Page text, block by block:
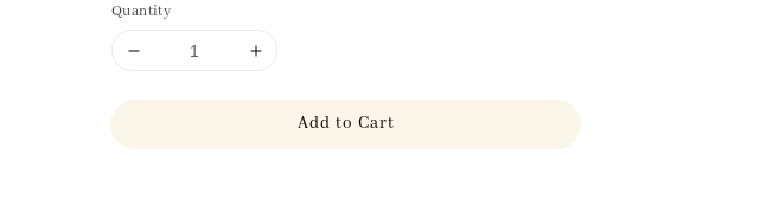
Quantity
Add to Cart